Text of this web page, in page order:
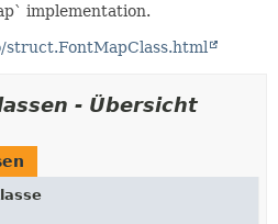
implementation.
- Übersicht